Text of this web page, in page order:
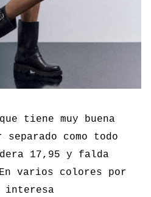
tiene muy buena
como todo
17,95 y falda
varios colores por
interesa